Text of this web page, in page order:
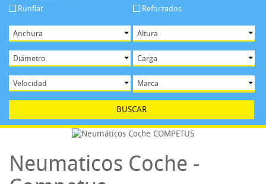
Runflat
Reforzados
BUSCAR
Neumaticos Coche -